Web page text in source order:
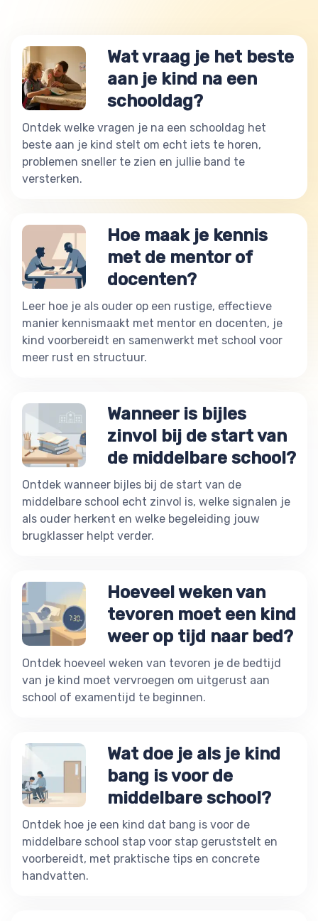
Wat vraag je het beste
aan je kind na een
schooldag?
Ontdek welke vragen je na een schooldag het
beste aan je kind stelt om echt iets te horen,
problemen sneller te zien en jullie band te
versterken.
Hoe maak je kennis
met de mentor of
docenten?
Leer hoe je als ouder op een rustige, effectieve
manier kennismaakt met mentor en docenten, je
kind voorbereidt en samenwerkt met school voor
meer rust en structuur.
Wanneer is bijles
zinvol bij de start van
de middelbare school?
Ontdek wanneer bijles bij de start van de
middelbare school echt zinvol is, welke signalen je
als ouder herkent en welke begeleiding jouw
brugklasser helpt verder.
Hoeveel weken van
tevoren moet een kind
weer op tijd naar bed?
Ontdek hoeveel weken van tevoren je de bedtijd
van je kind moet vervroegen om uitgerust aan
school of examentijd te beginnen.
Wat doe je als je kind
bang is voor de
middelbare school?
Ontdek hoe je een kind dat bang is voor de
middelbare school stap voor stap geruststelt en
voorbereidt, met praktische tips en concrete
handvatten.